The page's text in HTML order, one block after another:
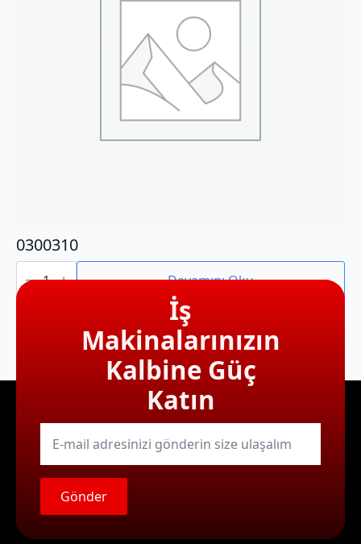
0300310
0300310
adet Devamını Oku
İş
Makinalarınızın
Kalbine Güç
Katın
E-
mail
Gönder